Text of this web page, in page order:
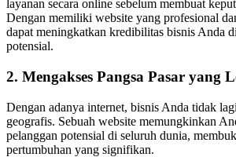
layanan secara online sebelum membuat
Dengan memiliki website yang profesional
dapat meningkatkan kredibilitas bisnis Anda
potensial.
2. Mengakses Pangsa Pasar yang
Dengan adanya internet, bisnis Anda tidak
geografis. Sebuah website memungkinkan
pelanggan potensial di seluruh dunia,
pertumbuhan yang signifikan.